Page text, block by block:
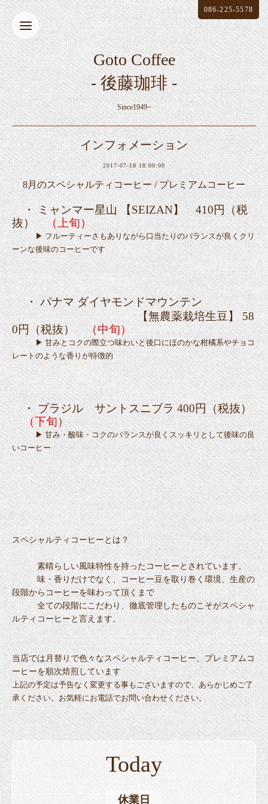
Goto Coffee
- 後藤珈琲 -
Since1949~
086-225-5578
インフォメーション
2017-07-18 18:00:00
8月のスペシャルティコーヒー / プレミアムコーヒー
・ ミャンマー星山 【SEIZAN】 410円（税
抜）
（上旬）
▶ フルーティーさもありながら口当たりのバランスが良くクリ
ーンな後味のコーヒーです
・ パナマ ダイヤモンドマウンテン
【無農薬栽培生豆】 58
0円（税抜） （中旬）
▶ 甘みとコクの際立つ味わいと後口にほのかな柑橘系やチョコ
レートのような香りが特徴的
・ ブラジル サントスニブラ 400円（税抜）
（下旬）
▶ 甘み・酸味・コクのバランスが良くスッキリとして後味の良
いコーヒー
スペシャルティコーヒーとは？
素晴らしい風味特性を持ったコーヒーとされています。
味・香りだけでなく、コーヒー豆を取り巻く環境、生産の
段階からコーヒーを味わって頂くまで
全ての段階にこだわり、徹底管理したものこそがスペシャ
ルティコーヒーと言えます。
当店では月替りで色々なスペシャルティコーヒー、プレミアムコ
ーヒーを順次焙煎しています
上記の予定は予告なく変更する事もございますので、あらかじめご了
承ください。お気軽にお電話でお問い合わせください。
Today
休業日